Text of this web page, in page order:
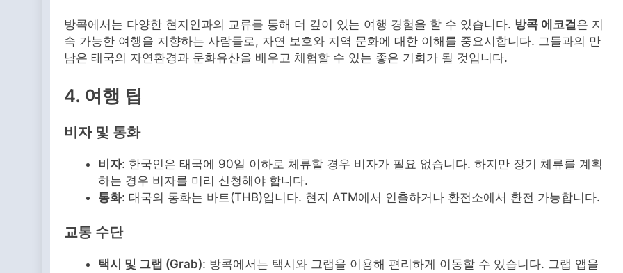
방콕에서는 다양한 현지인과의 교류를 통해 더 깊이 있는 여행 경험을 할 수 있습니다. 방콕 에코걸은 지
속 가능한 여행을 지향하는 사람들로, 자연 보호와 지역 문화에 대한 이해를 중요시합니다. 그들과의 만
남은 태국의 자연환경과 문화유산을 배우고 체험할 수 있는 좋은 기회가 될 것입니다.
4. 여행 팁
비자 및 통화
비자: 한국인은 태국에 90일 이하로 체류할 경우 비자가 필요 없습니다. 하지만 장기 체류를 계획
하는 경우 비자를 미리 신청해야 합니다.
통화: 태국의 통화는 바트(THB)입니다. 현지 ATM에서 인출하거나 환전소에서 환전 가능합니다.
교통 수단
택시 및 그랩 (Grab): 방콕에서는 택시와 그랩을 이용해 편리하게 이동할 수 있습니다. 그랩 앱을